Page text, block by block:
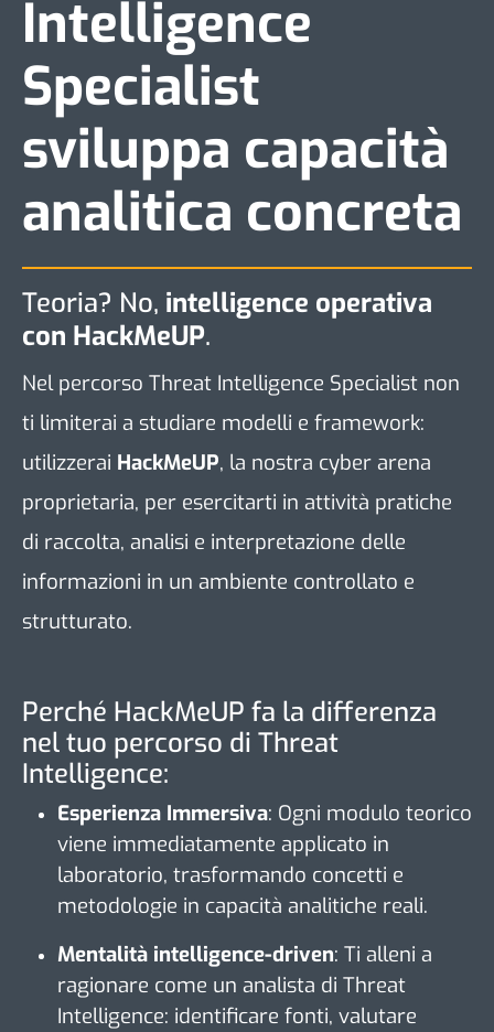
Intelligence
Specialist
sviluppa capacità
analitica concreta
Teoria? No, intelligence operativa
con HackMeUP.
Nel percorso Threat Intelligence Specialist non
ti limiterai a studiare modelli e framework:
utilizzerai HackMeUP, la nostra cyber arena
proprietaria, per esercitarti in attività pratiche
di raccolta, analisi e interpretazione delle
informazioni in un ambiente controllato e
strutturato.
Perché HackMeUP fa la differenza
nel tuo percorso di Threat
Intelligence:
Esperienza Immersiva: Ogni modulo teorico
viene immediatamente applicato in
laboratorio, trasformando concetti e
metodologie in capacità analitiche reali.
Mentalità intelligence-driven: Ti alleni a
ragionare come un analista di Threat
Intelligence: identificare fonti, valutare